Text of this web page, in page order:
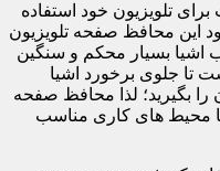
تلویزیون خود استفاده
این محافظ صفحه تلویزیون
اشیا بسیار محکم و سنگین
تا جلوی برخورد اشیا
بگیرید؛ لذا محافظ صفحه
یا محیط های کاری مناسب